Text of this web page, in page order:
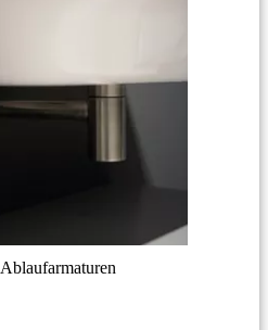
Ablaufarmaturen